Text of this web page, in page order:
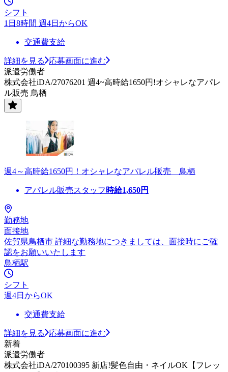
シフト
1日8時間 週4日からOK
交通費支給
詳細を見る
応募画面に進む
派遣労働者
株式会社iDA/27076201 週4~高時給1650円!オシャレなアパレ
ル販売 鳥栖
週4～高時給1650円！オシャレなアパレル販売 鳥栖
アパレル販売スタッフ 時給1,650円
勤務地
面接地
佐賀県鳥栖市 詳細な勤務地につきましては、面接時にご確
認をお願いいたします
鳥栖駅
シフト
週4日からOK
交通費支給
詳細を見る
応募画面に進む
新着
派遣労働者
株式会社iDA/270100395 新店!髪色自由・ネイルOK【フレッ